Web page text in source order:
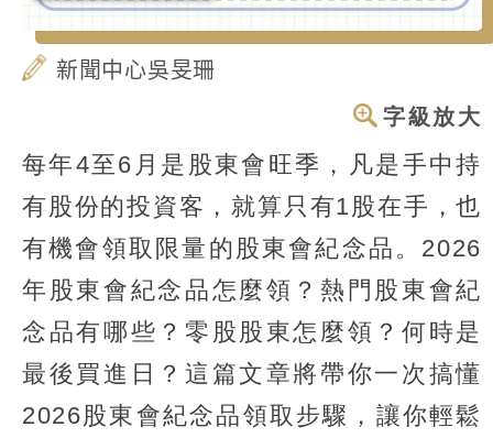
新聞中心吳旻珊
字級放大
每年4至6月是股東會旺季，凡是手中持
有股份的投資客，就算只有1股在手，也
有機會領取限量的股東會紀念品。2026
年股東會紀念品怎麼領？熱門股東會紀
念品有哪些？零股股東怎麼領？何時是
最後買進日？這篇文章將帶你一次搞懂
2026股東會紀念品領取步驟，讓你輕鬆